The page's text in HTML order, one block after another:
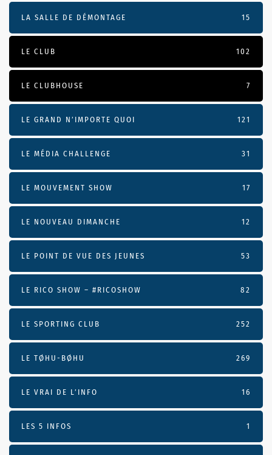
LA SALLE DE DÉMONTAGE 15
LE CLUB 102
LE CLUBHOUSE 7
LE GRAND N’IMPORTE QUOI 121
LE MÉDIA CHALLENGE 31
LE MOUVEMENT SHOW 17
LE NOUVEAU DIMANCHE 12
LE POINT DE VUE DES JEUNES 53
LE RICO SHOW – #RICOSHOW 82
LE SPORTING CLUB 252
LE TØHU-BØHU 269
LE VRAI DE L’INFO 16
LES 5 INFOS 1